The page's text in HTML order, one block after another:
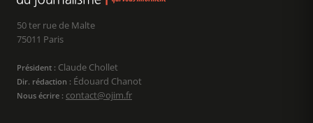
50 ter rue de Malte
75011 Paris
Président : Claude Chollet
Dir. rédaction : Édouard Chanot
Nous écrire : contact@ojim.fr